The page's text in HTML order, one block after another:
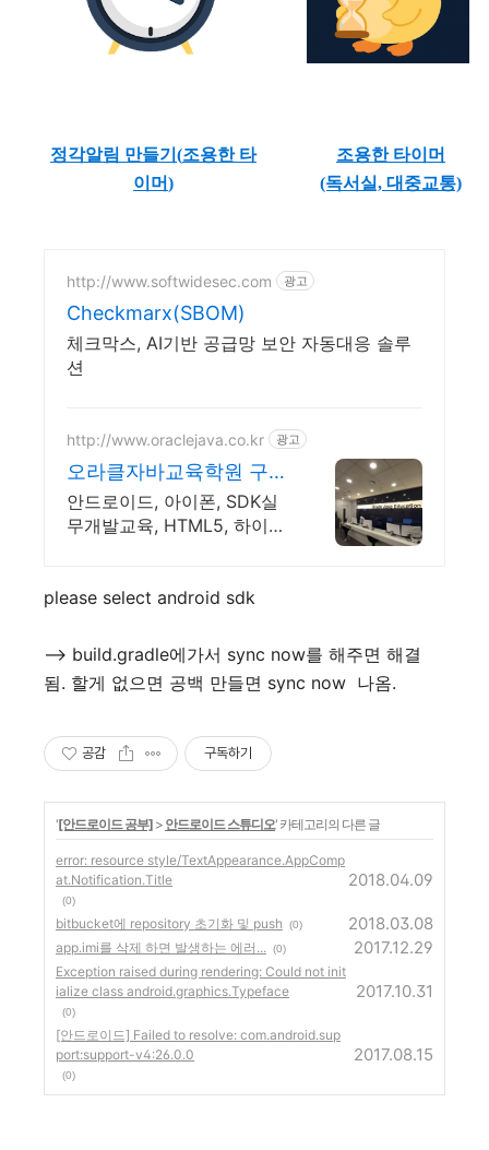
정각알림 만들기(조용한 타
이머)
조용한 타이머
(독서실, 대중교통)
http://www.softwidesec.com 광고
Checkmarx(SBOM)
체크막스, AI기반 공급망 보안 자동대응 솔루
션
http://www.oraclejava.co.kr 광고
오라클자바교육학원 구로
본점!
안드로이드, 아이폰, SDK실
무개발교육, HTML5, 하이브
please select android sdk
--> build.gradle에가서 sync now를 해주면 해결
됨. 할게 없으면 공백 만들면 sync now 나옴.
공감 구독하기
'[안드로이드 공부] > 안드로이드 스튜디오' 카테고리의 다른 글
error: resource style/TextAppearance.AppComp
at.Notification.Title
(0)
2018.04.09
bitbucket에 repository 초기화 및 push (0) 2018.03.08
app.imi를 삭제 하면 발생하는 에러... (0) 2017.12.29
Exception raised during rendering: Could not init
ialize class android.graphics.Typeface
(0)
2017.10.31
[안드로이드] Failed to resolve: com.android.sup
port:support-v4:26.0.0
(0)
2017.08.15